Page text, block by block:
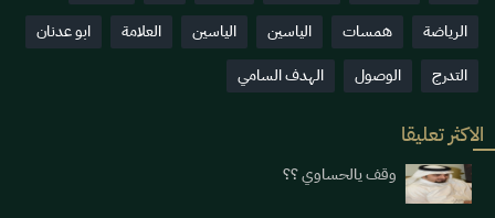
الرياضة
همسات الياسين الياسين العلامة
ابو عدنان
التدرج
الوصول الهدف السامي
الاكثر تعليقا
وقف يالحساوي ؟؟